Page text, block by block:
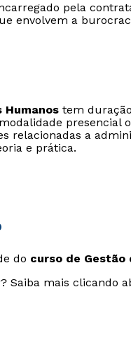
pela
envolvem a
Humanos tem
presencial
relacionadas a
e prática.
do curso de Gestão
Saiba mais clicando